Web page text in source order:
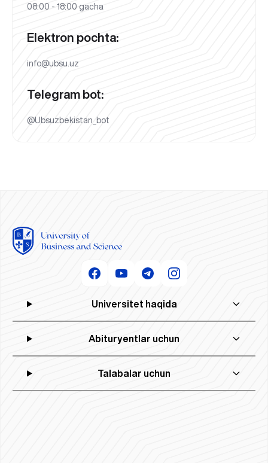
08:00 - 18:00 gacha
Elektron pochta:
info@ubsu.uz
Telegram bot:
@Ubsuzbekistan_bot
Universitet haqida
Abituryentlar uchun
Talabalar uchun